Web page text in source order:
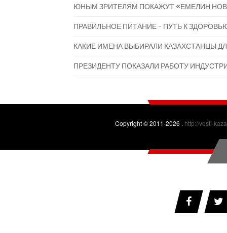
ЮНЫМ ЗРИТЕЛЯМ ПОКАЖУТ «ЕМЕЛИН
ПРАВИЛЬНОЕ ПИТАНИЕ - ПУТЬ К
КАКИЕ ИМЕНА ВЫБИРАЛИ КАЗАХСТАНЦЫ
ПРЕЗИДЕНТУ ПОКАЗАЛИ РАБОТУ
Copyright © 2011-2026 . http://vesti-